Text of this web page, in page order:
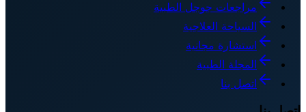
مراجعات جوجل الطبية
السياحة العلاجية
استشارة مجانية
المجلة الطبية
اتصل بنا